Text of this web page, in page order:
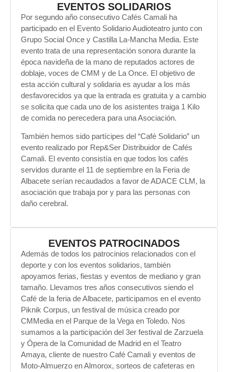
EVENTOS SOLIDARIOS
Por segundo año consecutivo Cafés Camali ha
participado en el Evento Solidario Audioteatro junto con
Grupo Social Once y Castilla La-Mancha Media. Este
evento trata de una representación sonora durante la
época navideña de la mano de reputados actores de
doblaje, voces de CMM y de La Once. El objetivo de
esta acción cultural y solidaria es ayudar a los más
desfavorecidos ya que la entrada es gratuita y a cambio
se solicita que cada uno de los asistentes traiga 1 Kilo
de comida no perecedera para una Asociación.
También hemos sido partícipes del “Café Solidario” un
evento realizado por Rep&Ser Distribuidor de Cafés
Camali. El evento consistía en que todos los cafés
servidos durante el 11 de septiembre en la Feria de
Albacete serían recaudados a favor de ADACE CLM, la
asociación que trabaja por y para las personas con
daño cerebral.
EVENTOS PATROCINADOS
Además de todos los patrocinios relacionados con el
deporte y con los eventos solidarios, también
apoyamos ferias, fiestas y eventos de mediano y gran
tamaño. Llevamos tres años consecutivos siendo el
Café de la feria de Albacete, participamos en el evento
Piknik Corpus, un festival de música creado por
CMMedia en el Parque de la Vega en Toledo. Nos
sumamos a la participación del 3er festival de Zarzuela
y Ópera de la Comunidad de Madrid en el Teatro
Amaya, cliente de nuestro Café Camali y eventos de
Moto-Almuerzo en Almorox, sorteos de cafeteras en